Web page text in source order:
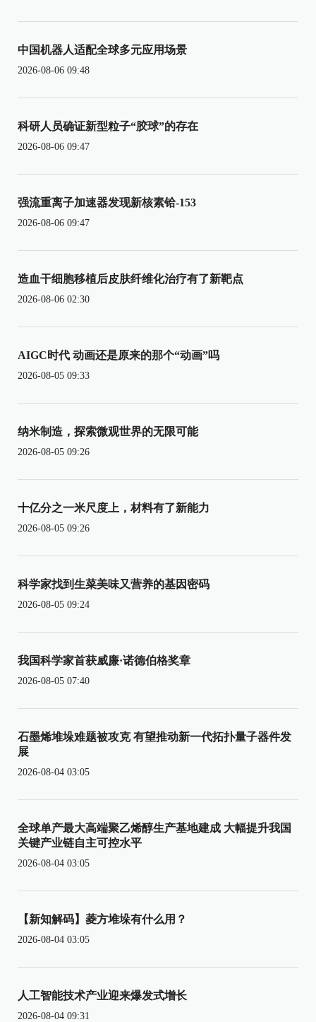
中国机器人适配全球多元应用场景
2026-08-06 09:48
科研人员确证新型粒子“胶球”的存在
2026-08-06 09:47
强流重离子加速器发现新核素铪-153
2026-08-06 09:47
造血干细胞移植后皮肤纤维化治疗有了新靶点
2026-08-06 02:30
AIGC时代 动画还是原来的那个“动画”吗
2026-08-05 09:33
纳米制造，探索微观世界的无限可能
2026-08-05 09:26
十亿分之一米尺度上，材料有了新能力
2026-08-05 09:26
科学家找到生菜美味又营养的基因密码
2026-08-05 09:24
我国科学家首获威廉·诺德伯格奖章
2026-08-05 07:40
石墨烯堆垛难题被攻克 有望推动新一代拓扑量子器件发
展
2026-08-04 03:05
全球单产最大高端聚乙烯醇生产基地建成 大幅提升我国
关键产业链自主可控水平
2026-08-04 03:05
【新知解码】菱方堆垛有什么用？
2026-08-04 03:05
人工智能技术产业迎来爆发式增长
2026-08-04 09:31